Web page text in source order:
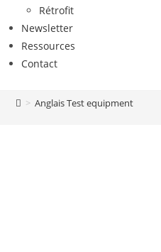
Rétrofit
Newsletter
Ressources
Contact
> Anglais Test equipment